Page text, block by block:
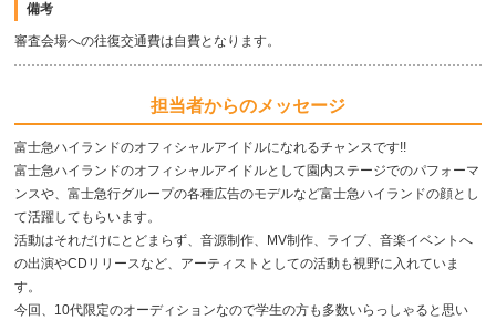
備考
審査会場への往復交通費は自費となります。
担当者からのメッセージ
富士急ハイランドのオフィシャルアイドルになれるチャンスです!!
富士急ハイランドのオフィシャルアイドルとして園内ステージでのパフォーマ
ンスや、富士急行グループの各種広告のモデルなど富士急ハイランドの顔とし
て活躍してもらいます。
活動はそれだけにとどまらず、音源制作、MV制作、ライブ、音楽イベントへ
の出演やCDリリースなど、アーティストとしての活動も視野に入れていま
す。
今回、10代限定のオーディションなので学生の方も多数いらっしゃると思い